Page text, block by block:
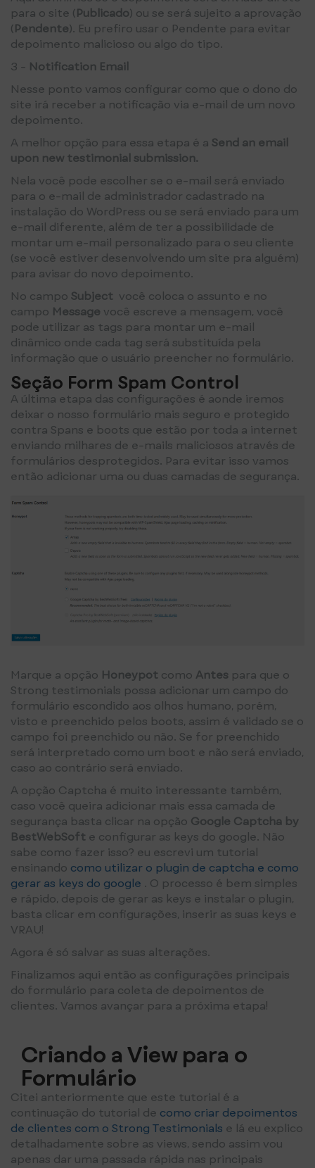
para o site (Publicado) ou se será sujeito a aprovação
(Pendente). Eu prefiro usar o Pendente para evitar
depoimento malicioso ou algo do tipo.
3 - Notification Email
Nesse ponto vamos configurar como que o dono do
site irá receber a notificação via e-mail de um novo
depoimento.
A melhor opção para essa etapa é a Send an email
upon new testimonial submission.
Nela você pode escolher se o e-mail será enviado
para o e-mail de administrador cadastrado na
instalação do WordPress ou se será enviado para um
e-mail diferente, além de ter a possibilidade de
montar um e-mail personalizado para o seu cliente
(se você estiver desenvolvendo um site pra alguém)
para avisar do novo depoimento.
No campo Subject você coloca o assunto e no
campo Message você escreve a mensagem, você
pode utilizar as tags para montar um e-mail
dinâmico onde cada tag será substituída pela
informação que o usuário preencher no formulário.
Seção Form Spam Control
A última etapa das configurações é aonde iremos
deixar o nosso formulário mais seguro e protegido
contra Spans e boots que estão por toda a internet
enviando milhares de e-mails maliciosos através de
formulários desprotegidos. Para evitar isso vamos
então adicionar uma ou duas camadas de segurança.
Marque a opção Honeypot como Antes para que o
Strong testimonials possa adicionar um campo do
formulário escondido aos olhos humano, porém,
visto e preenchido pelos boots, assim é validado se o
campo foi preenchido ou não. Se for preenchido
será interpretado como um boot e não será enviado,
caso ao contrário será enviado.
A opção Captcha é muito interessante também,
caso você queira adicionar mais essa camada de
segurança basta clicar na opção Google Captcha by
BestWebSoft e configurar as keys do google. Não
sabe como fazer isso? eu escrevi um tutorial
ensinando como utilizar o plugin de captcha e como
gerar as keys do google . O processo é bem simples
e rápido, depois de gerar as keys e instalar o plugin,
basta clicar em configurações, inserir as suas keys e
VRAU!
Agora é só salvar as suas alterações.
Finalizamos aqui então as configurações principais
do formulário para coleta de depoimentos de
clientes. Vamos avançar para a próxima etapa!
Criando a View para o
Formulário
Citei anteriormente que este tutorial é a
continuação do tutorial de como criar depoimentos
de clientes com o Strong Testimonials e lá eu explico
detalhadamente sobre as views, sendo assim vou
apenas dar uma passada rápida nas principais